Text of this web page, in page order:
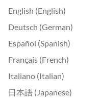
English (English)
Deutsch (German)
Español (Spanish)
Français (French)
Italiano (Italian)
日本語 (Japanese)